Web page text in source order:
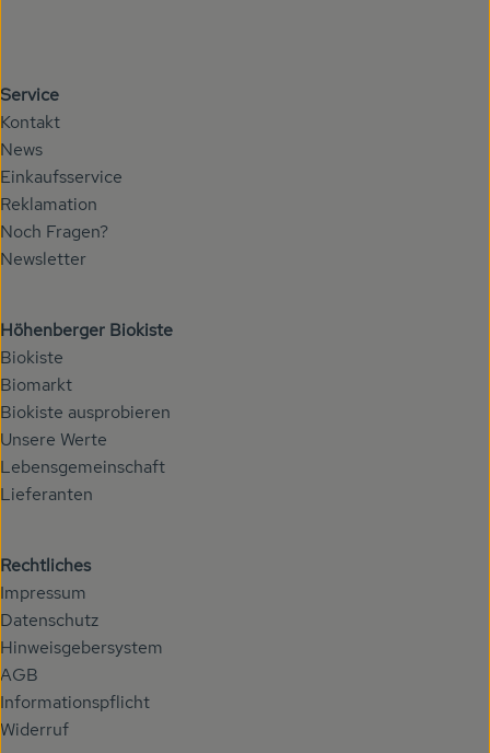
Service
Kontakt
News
Einkaufsservice
Reklamation
Noch Fragen?
Newsletter
Höhenberger Biokiste
Biokiste
Biomarkt
Biokiste ausprobieren
Unsere Werte
Lebensgemeinschaft
Lieferanten
Rechtliches
Impressum
Datenschutz
Hinweisgebersystem
AGB
Informationspflicht
Widerruf